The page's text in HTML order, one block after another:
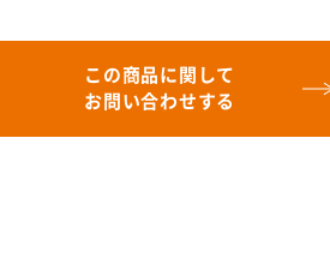
この商品に関して
お問い合わせする